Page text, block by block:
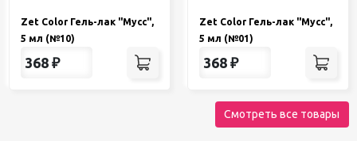
Zet Color Гель-лак "Мусс",
5 мл (№10)
368 ₽
Zet Color Гель-лак "Мусс",
5 мл (№01)
368 ₽
Смотреть все товары